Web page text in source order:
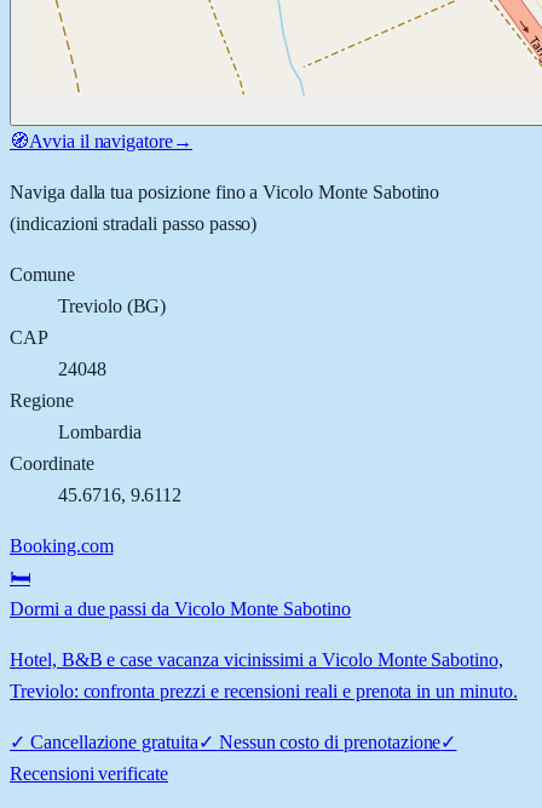
🧭Avvia il navigatore→
Naviga dalla tua posizione fino aVicolo Monte Sabotino
(indicazioni stradali passo passo)
Comune
Treviolo(BG)
CAP
24048
Regione
Lombardia
Coordinate
45.6716, 9.6112
Booking.com
🛏️
Dormi a due passi da Vicolo Monte Sabotino
Hotel, B&B e case vacanza vicinissimi a Vicolo Monte Sabotino,
Treviolo: confronta prezzi e recensioni reali e prenota in un minuto.
✓ Cancellazione gratuita✓ Nessun costo di prenotazione✓
Recensioni verificate